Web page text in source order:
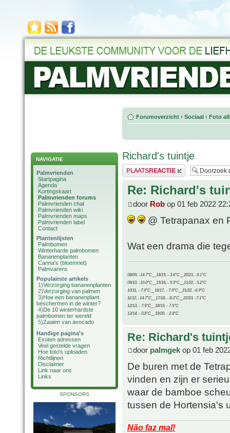
NAVIGATIE
Palmvrienden
Startpagina
Agenda
Kortingskaart
Palmvrienden forums
Palmvrienden chat
Palmvrienden wiki
Palmvrienden maps
Palmvrienden label
Contact
Plantenlijsten
Palmbomen
Winterharde palmbomen
Bananenplanten
Canna's (bloemriet)
Palmvarens
Populairste artikels
1)Verzorging bananenplanten
2)Verzorging van palmen
3)Hoe een bananenplant
beschermen in de winter?
4)De 10 winterhardste
palmbomen ter wereld
5)Zaaien van avocado
Handige pagina's
Exoten adressen
Veel gestelde vragen
Hoe foto's uploaden
Richtlijnen
Disclaimer
Link naar ons
Links
SPONSORS
Forumoverzicht ‹ Sociaal ‹ Foto
Richard's tuintje
Plaats een reactie
Re: Richard's
door Rob op 01 feb 2022
@ Tetrapanax en
Wat een drama die
08/09, -14.7°C__14/15, - 3.6°C__20/21, -9.1°C
09/10, -10.0°C__15/16, - 5.9°C__21/22, -5.2°C
10/11, - 7.9°C__16/17, - 7.9°C__21/22, -6.9°C
11/12, -14.7°C__17/18, - 8.3°C__22/23, -7.1°C
12/13, - 7.9°C__18/19, - 7.5°C
13/14, - 0.8°C__19/20, - 2.8°C
Re: Richard's
door palmgek op 01 feb
De buren met de
vinden en zijn er
waar de bamboe
tussen de Hortensia's
Não faz mal!